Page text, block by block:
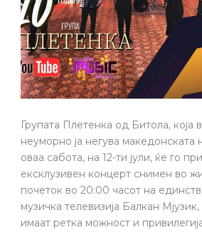
Групата Плетенка од Битола, која
неуморно ја негува македонската
оваа сабота, на 12-ти јули, ќе го
ексклузивен концерт снимен во
почеток во 20:00 часот на
музичка телевизија Балкан
имаат ретка можност и